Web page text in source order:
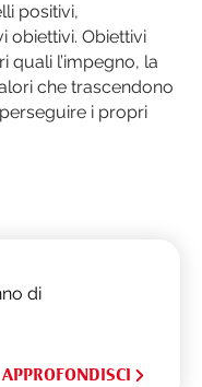
positivi,
obiettivi. Obiettivi
quali l’impegno, la
che trascendono
i propri
di
APPROFONDISCI